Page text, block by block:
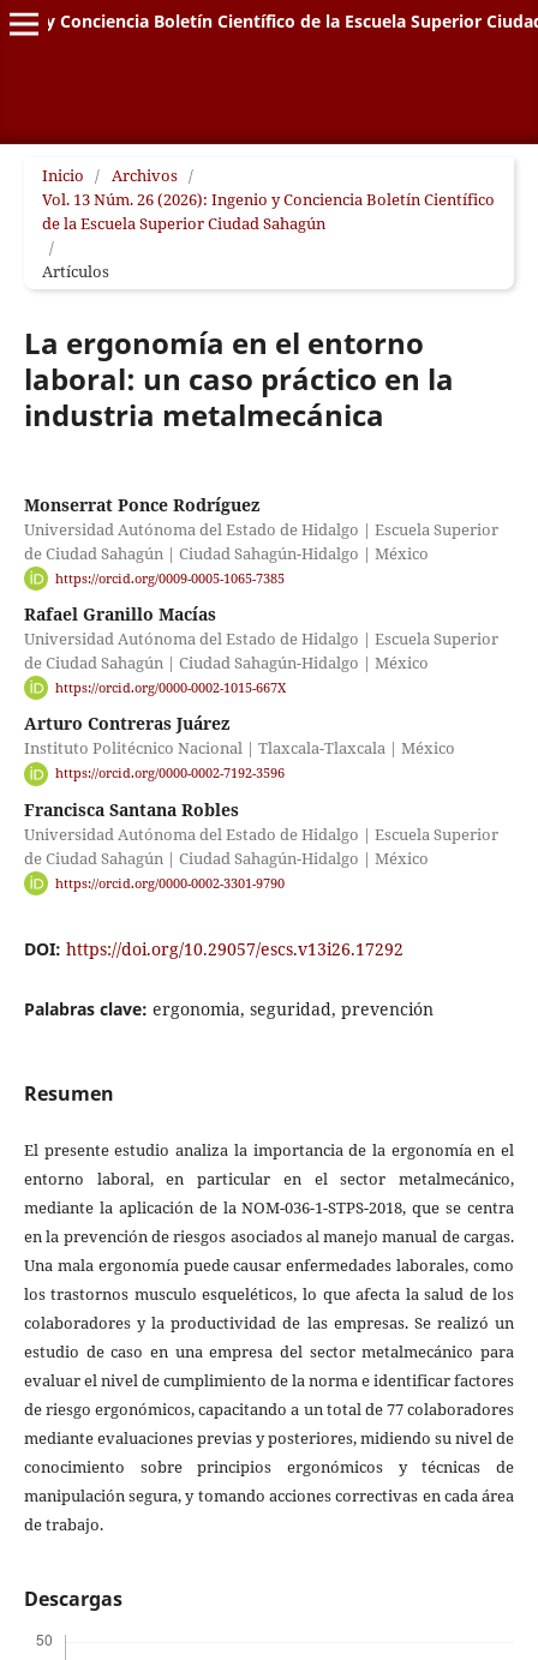
y Conciencia Boletín Científico de la Escuela Superior
Inicio / Archivos /
Vol. 13 Núm. 26 (2026): Ingenio y Conciencia Boletín Científico
de la Escuela Superior Ciudad Sahagún
/
Artículos
La ergonomía en el entorno
laboral: un caso práctico en la
industria metalmecánica
Monserrat Ponce Rodríguez
Universidad Autónoma del Estado de Hidalgo | Escuela Superior
de Ciudad Sahagún | Ciudad Sahagún-Hidalgo | México
https://orcid.org/0009-0005-1065-7385
Rafael Granillo Macías
Universidad Autónoma del Estado de Hidalgo | Escuela Superior
de Ciudad Sahagún | Ciudad Sahagún-Hidalgo | México
https://orcid.org/0000-0002-1015-667X
Arturo Contreras Juárez
Instituto Politécnico Nacional | Tlaxcala-Tlaxcala | México
https://orcid.org/0000-0002-7192-3596
Francisca Santana Robles
Universidad Autónoma del Estado de Hidalgo | Escuela Superior
de Ciudad Sahagún | Ciudad Sahagún-Hidalgo | México
https://orcid.org/0000-0002-3301-9790
DOI: https://doi.org/10.29057/escs.v13i26.17292
Palabras clave: ergonomia, seguridad, prevención
Resumen
El presente estudio analiza la importancia de la ergonomía en el
entorno laboral, en particular en el sector metalmecánico,
mediante la aplicación de la NOM-036-1-STPS-2018, que se centra
en la prevención de riesgos asociados al manejo manual de cargas.
Una mala ergonomía puede causar enfermedades laborales, como
los trastornos musculo esqueléticos, lo que afecta la salud de los
colaboradores y la productividad de las empresas. Se realizó un
estudio de caso en una empresa del sector metalmecánico para
evaluar el nivel de cumplimiento de la norma e identificar factores
de riesgo ergonómicos, capacitando a un total de 77 colaboradores
mediante evaluaciones previas y posteriores, midiendo su nivel de
conocimiento sobre principios ergonómicos y técnicas de
manipulación segura, y tomando acciones correctivas en cada área
de trabajo.
Descargas